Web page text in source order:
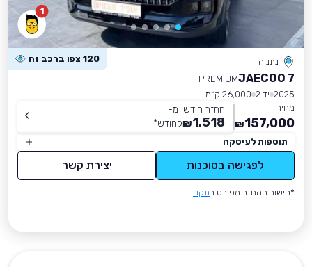
1
נתניה 120 צפו ברכב זה
JAECOO 7
PREMIUM
2025 יד 2
26,000 ק״מ
מחיר
157,000
₪
החזר חודשי מ-
1,518
₪לחודש*
תוספות לעיסקה
לפגישה בסוכנות יצירת קשר
*חישוב ההחזר מפורט בתקנון